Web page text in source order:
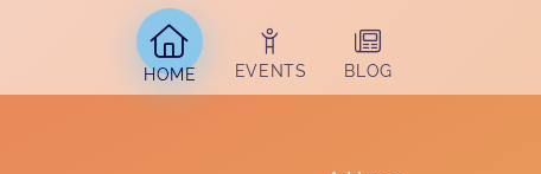
HOME
EVENTS BLOG